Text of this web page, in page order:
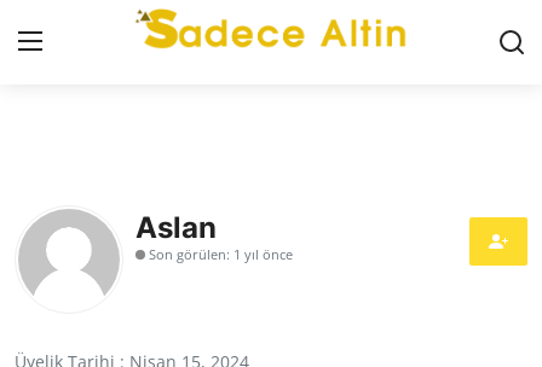
GÜNCEL
İLETİŞİM
Aslan
Son görülen: 1 yıl önce
Üyelik Tarihi : Nisan 15, 2024